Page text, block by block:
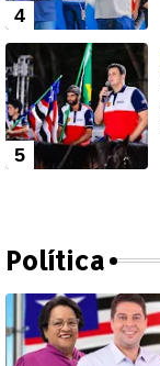
Política